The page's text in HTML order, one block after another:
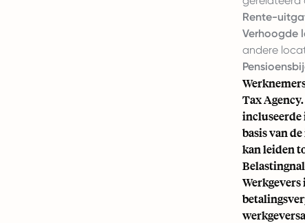
Rente-
Verhoogde
andere
Tax
incluseerde
basis van
kan leiden